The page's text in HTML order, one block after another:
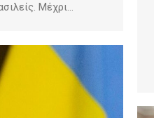
Μέχρι…